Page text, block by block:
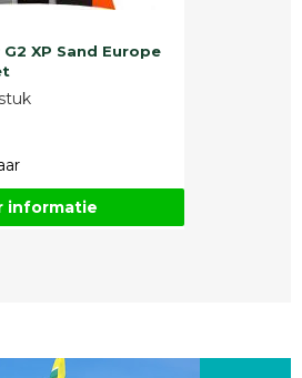
XP Sand Europe
informatie